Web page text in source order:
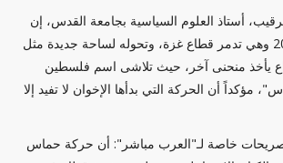
أستاذ العلوم السياسية بجامعة القدس، إن
حركة حماس منذ 2007 وهي تدمر قطاع غزة، وتحوله لساحة جديدة مثل
يأخذ منحنى آخر، حيث تلاشى اسم فلسطين
مؤكداً أن الحركة التي بدأها الإخوان لا تفيد إلا
خاصة لـ"العرب مباشر": أن حركة حماس